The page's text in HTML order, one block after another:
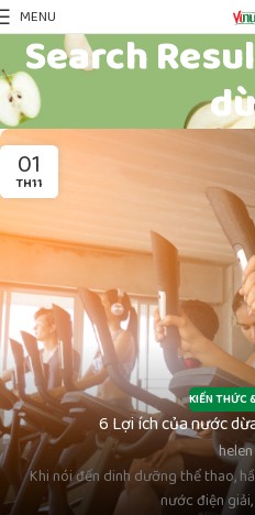
MENU
Search
01
TH11
KIẾN THỨC
6 Lợi ích của nước
helen
Khi nói đến dinh dưỡng thể thao,
nước điện